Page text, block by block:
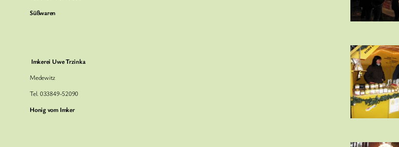
Süßwaren
Imkerei Uwe Trzinka
Medewitz
Tel. 033849-52090
Honig vom Imker